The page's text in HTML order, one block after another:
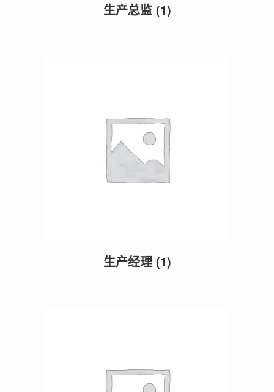
生产总监 (1)
生产经理 (1)